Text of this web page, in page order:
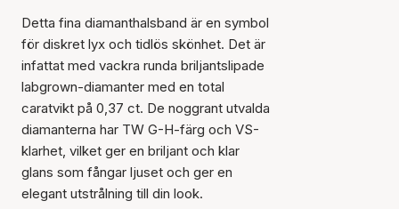
Detta fina diamanthalsband är en symbol
för diskret lyx och tidlös skönhet. Det är
infattat med vackra runda briljantslipade
labgrown-diamanter med en total
caratvikt på 0,37 ct. De noggrant utvalda
diamanterna har TW G-H-färg och VS-
klarhet, vilket ger en briljant och klar
glans som fångar ljuset och ger en
elegant utstrålning till din look.